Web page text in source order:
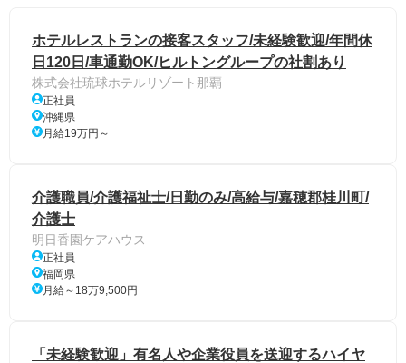
ホテルレストランの接客スタッフ/未経験歓迎/年間休
日120日/車通勤OK/ヒルトングループの社割あり
株式会社琉球ホテルリゾート那覇
正社員
沖縄県
月給19万円～
介護職員/介護福祉士/日勤のみ/高給与/嘉穂郡桂川町/
介護士
明日香園ケアハウス
正社員
福岡県
月給～18万9,500円
「未経験歓迎」有名人や企業役員を送迎するハイヤ